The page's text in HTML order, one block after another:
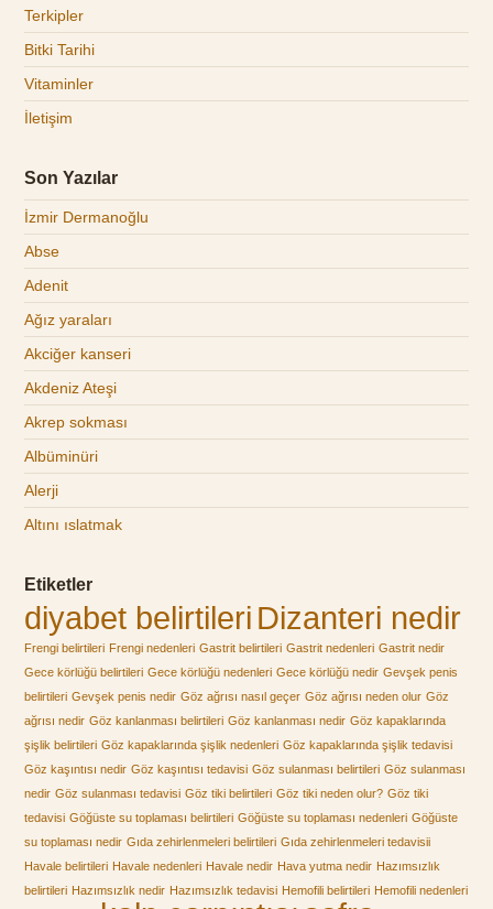
Terkipler
Bitki Tarihi
Vitaminler
İletişim
Son Yazılar
İzmir Dermanoğlu
Abse
Adenit
Ağız yaraları
Akciğer kanseri
Akdeniz Ateşi
Akrep sokması
Albüminüri
Alerji
Altını ıslatmak
Etiketler
diyabet belirtileri Dizanteri nedir
Frengi belirtileri Frengi nedenleri Gastrit belirtileri Gastrit nedenleri Gastrit nedir
Gece körlüğü belirtileri Gece körlüğü nedenleri Gece körlüğü nedir Gevşek penis
belirtileri Gevşek penis nedir Göz ağrısı nasıl geçer Göz ağrısı neden olur Göz
ağrısı nedir Göz kanlanması belirtileri Göz kanlanması nedir Göz kapaklarında
şişlik belirtileri Göz kapaklarında şişlik nedenleri Göz kapaklarında şişlik tedavisi
Göz kaşıntısı nedir Göz kaşıntısı tedavisi Göz sulanması belirtileri Göz sulanması
nedir Göz sulanması tedavisi Göz tiki belirtileri Göz tiki neden olur? Göz tiki
tedavisi Göğüste su toplaması belirtileri Göğüste su toplaması nedenleri Göğüste
su toplaması nedir Gıda zehirlenmeleri belirtileri Gıda zehirlenmeleri tedavisii
Havale belirtileri Havale nedenleri Havale nedir Hava yutma nedir Hazımsızlık
belirtileri Hazımsızlık nedir Hazımsızlık tedavisi Hemofili belirtileri Hemofili nedenleri